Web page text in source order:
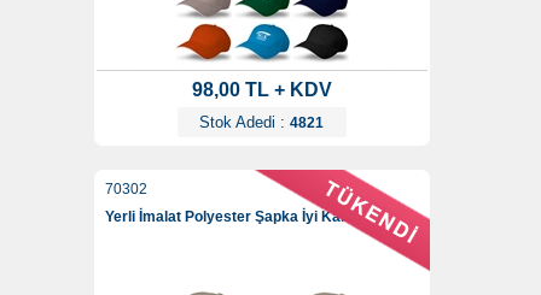
98,00 TL + KDV
Stok Adedi : 4821
70302
Yerli İmalat Polyester Şapka İyi Kalite